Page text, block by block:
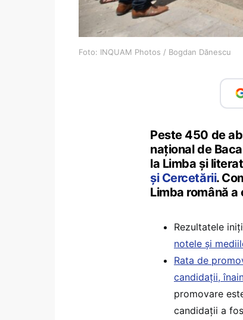
Foto: INQUAM Photos / Bogdan Dănescu
Peste 450 de
național de
la Limba și
și Cercetării.
Limba română
Rezultatele
notele și
Rata de
candidații,
promovare
candidații a